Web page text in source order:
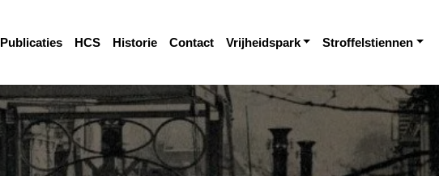
Publicaties HCS Historie Contact Vrijheidspark Stroffelstiennen